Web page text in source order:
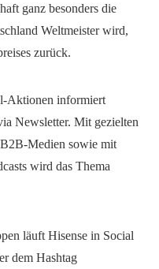
ganz besonders die
Weltmeister wird,
zurück.
Aktionen informiert
Newsletter. Mit gezielten
Medien sowie mit
wird das Thema
läuft Hisense in Social
dem Hashtag